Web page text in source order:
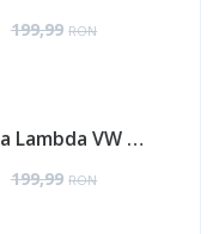
Regular Price
199,99 RON
Senzor Sonda Lambda VW Touran 2.0 TDI 2003 - 2015 Cod 0281004148 [B0054]
Regular Price
199,99 RON